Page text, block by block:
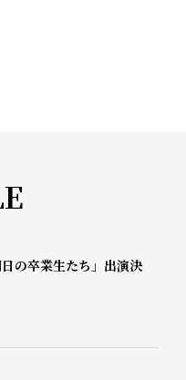
の卒業生たち」出演決